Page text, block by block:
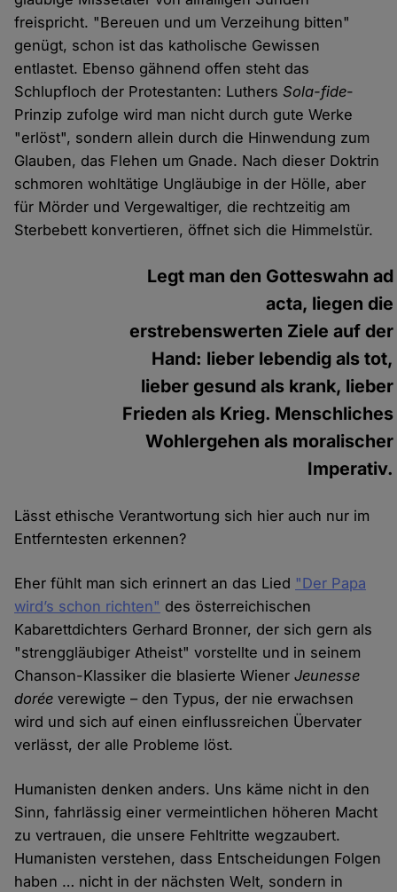
freispricht. "Bereuen und um Verzeihung bitten"
genügt, schon ist das katholische Gewissen
entlastet. Ebenso gähnend offen steht das
Schlupfloch der Protestanten: LuthersSola-fide-
Prinzip zufolge wird man nicht durch gute Werke
"erlöst", sondern allein durch die Hinwendung zum
Glauben, das Flehen um Gnade. Nach dieser Doktrin
schmoren wohltätige Ungläubige in der Hölle, aber
für Mörder und Vergewaltiger, die rechtzeitig am
Sterbebett konvertieren, öffnet sich die Himmelstür.
Legt man den Gotteswahn ad
acta, liegen die
erstrebenswerten Ziele auf der
Hand: lieber lebendig als tot,
lieber gesund als krank, lieber
Frieden als Krieg. Menschliches
Wohlergehen als moralischer
Imperativ.
Lässt ethische Verantwortung sich hier auch nur im
Entferntesten erkennen?
Eher fühlt man sich erinnert an das Lied "Der Papa
wird’s schon richten" des österreichischen
Kabarettdichters Gerhard Bronner, der sich gern als
"strenggläubiger Atheist" vorstellte und in seinem
Chanson-Klassiker die blasierte WienerJeunesse
dorée verewigte – den Typus, der nie erwachsen
wird und sich auf einen einflussreichen Übervater
verlässt, der alle Probleme löst.
Humanisten denken anders. Uns käme nicht in den
Sinn, fahrlässig einer vermeintlichen höheren Macht
zu vertrauen, die unsere Fehltritte wegzaubert.
Humanisten verstehen, dass Entscheidungen Folgen
haben … nicht in der nächsten Welt, sondern in